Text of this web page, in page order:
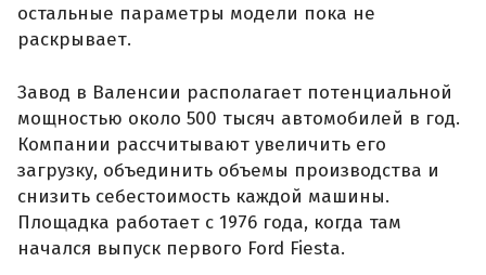
остальные параметры модели пока не
раскрывает.
Завод в Валенсии располагает потенциальной
мощностью около 500 тысяч автомобилей в год.
Компании рассчитывают увеличить его
загрузку, объединить объемы производства и
снизить себестоимость каждой машины.
Площадка работает с 1976 года, когда там
начался выпуск первого Ford Fiesta.